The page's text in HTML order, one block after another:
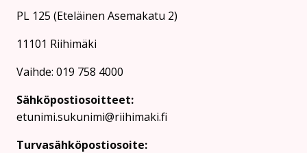
PL 125 (Eteläinen Asemakatu 2)
11101 Riihimäki
Vaihde: 019 758 4000
Sähköpostiosoitteet:
etunimi.sukunimi@riihimaki.fi
Turvasähköpostiosoite: